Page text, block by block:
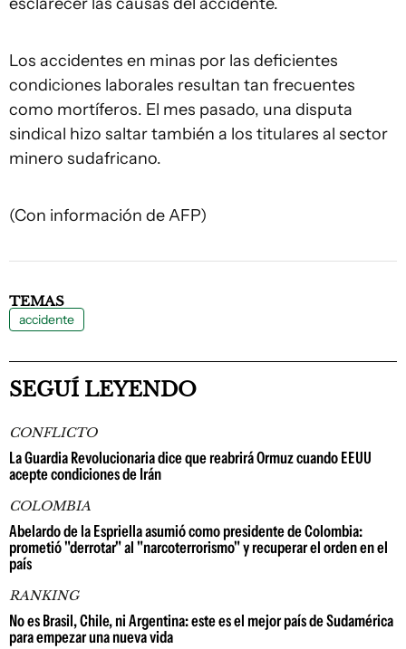
Los accidentes en minas por las deficientes
condiciones laborales resultan tan frecuentes
como mortíferos. El mes pasado, una disputa
sindical hizo saltar también a los titulares al sector
minero sudafricano.
(Con información de AFP)
TEMAS
accidente
SEGUÍ LEYENDO
CONFLICTO
La Guardia Revolucionaria dice que reabrirá Ormuz cuando EEUU
acepte condiciones de Irán
COLOMBIA
Abelardo de la Espriella asumió como presidente de Colombia:
prometió "derrotar" al "narcoterrorismo" y recuperar el orden en el
país
RANKING
No es Brasil, Chile, ni Argentina: este es el mejor país de Sudamérica
para empezar una nueva vida